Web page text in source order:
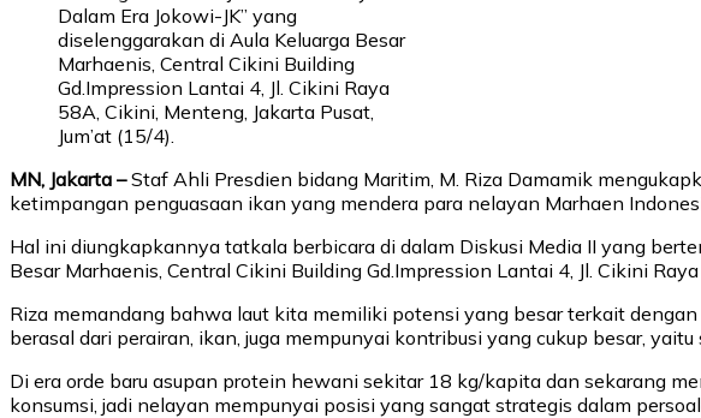
Dalam Era Jokowi-JK” yang
diselenggarakan di Aula Keluarga Besar
Marhaenis, Central Cikini Building
Gd.Impression Lantai 4, Jl. Cikini Raya
58A, Cikini, Menteng, Jakarta Pusat,
Jum’at (15/4).
MN, Jakarta –Staf Ahli Presdien bidang Maritim, M. Riza Damamik
ketimpangan penguasaan ikan yang mendera para nelayan Marhaen
Hal ini diungkapkannya tatkala berbicara di dalam Diskusi Media II yang
Besar Marhaenis, Central Cikini Building Gd.Impression Lantai 4, Jl. Cikini
Riza memandang bahwa laut kita memiliki potensi yang besar terkait
berasal dari perairan, ikan, juga mempunyai kontribusi yang cukup besar, yaitu
Di era orde baru asupan protein hewani sekitar 18 kg/kapita dan sekarang
konsumsi, jadi nelayan mempunyai posisi yang sangat strategis dalam